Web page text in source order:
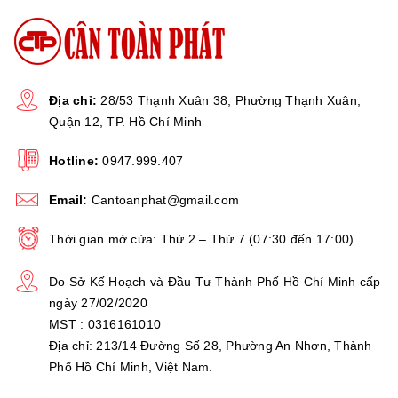
Chất liệu Cân
Khung cân bằng nhựa
ABS, đĩa cân bằng inox
mom, t, teal. Cân chuẩn
Thương hiệu OHAUS - MỸ
Bảo hành tận nơi 36 Tháng
Địa chỉ: 28/53 Thạnh Xuân 38, Phường Thạnh Xuân,
Quận 12, TP. Hồ Chí Minh
Hotline: 0947.999.407
Email: Cantoanphat@gmail.com
Thời gian mở cửa: Thứ 2 – Thứ 7 (07:30 đến 17:00)
Do Sở Kế Hoạch và Đầu Tư Thành Phố Hồ Chí Minh cấp
ngày 27/02/2020
MST : 0316161010
Địa chỉ: 213/14 Đường Số 28, Phường An Nhơn, Thành
Phố Hồ Chí Minh, Việt Nam.